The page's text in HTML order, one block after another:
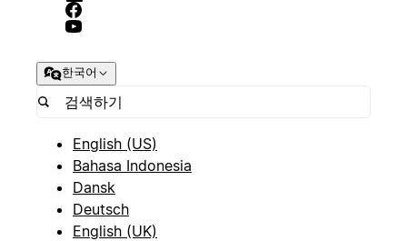
한국어
English (US)
Bahasa Indonesia
Dansk
Deutsch
English (UK)